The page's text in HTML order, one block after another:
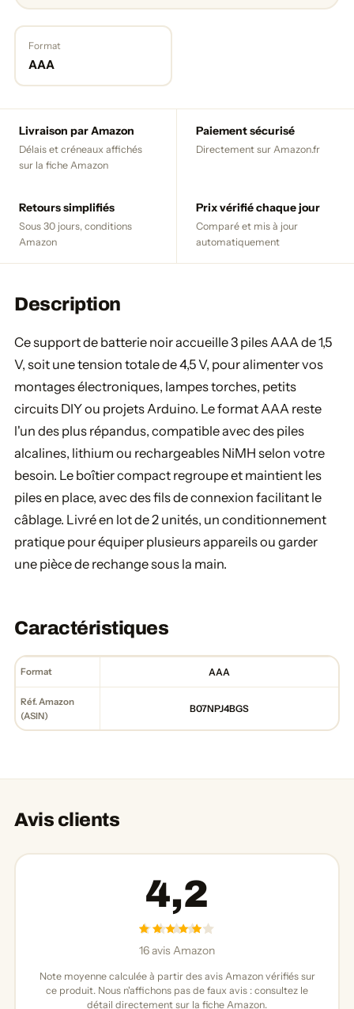
Format
AAA
Livraison par Amazon
Délais et créneaux affichés
sur la fiche Amazon
Paiement sécurisé
Directement sur Amazon.fr
Retours simplifiés
Sous 30 jours, conditions
Amazon
Prix vérifié chaque jour
Comparé et mis à jour
automatiquement
Description
Ce support de batterie noir accueille 3 piles AAA de 1,5
V, soit une tension totale de 4,5 V, pour alimenter vos
montages électroniques, lampes torches, petits
circuits DIY ou projets Arduino. Le format AAA reste
l'un des plus répandus, compatible avec des piles
alcalines, lithium ou rechargeables NiMH selon votre
besoin. Le boîtier compact regroupe et maintient les
piles en place, avec des fils de connexion facilitant le
câblage. Livré en lot de 2 unités, un conditionnement
pratique pour équiper plusieurs appareils ou garder
une pièce de rechange sous la main.
Caractéristiques
Format AAA
Réf. Amazon
(ASIN)
B07NPJ4BGS
Avis clients
4,2
16 avis Amazon
Note moyenne calculée à partir des avis Amazon vérifiés sur
ce produit. Nous n'affichons pas de faux avis : consultez le
détail directement sur la fiche Amazon.